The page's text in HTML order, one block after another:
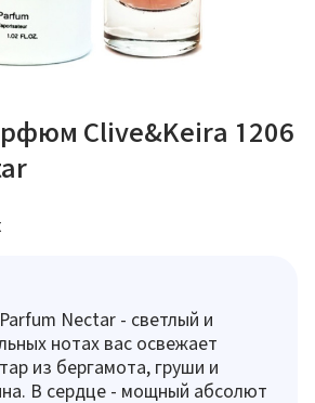
Clive&Keira 1206
Nectar - светлый и
нотах вас освежает
из бергамота, груши и
В сердце - мощный абсолют